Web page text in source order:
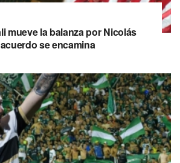
mueve la balanza por Nicolás
se encamina